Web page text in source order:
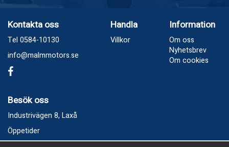
Kontakta oss
Tel 0584-10130
info@malmmotors.se
Handla
Villkor
Information
Om oss
Nyhetsbrev
Om cookies
Besök oss
Industrivägen 8, Laxå
Öppetider